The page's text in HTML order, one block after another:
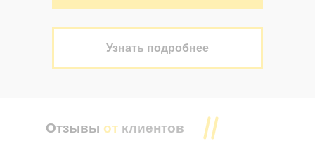
Узнать подробнее
Отзывы от клиентов